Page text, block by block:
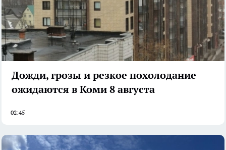
Дожди, грозы и резкое похолодание
ожидаются в Коми 8 августа
02:45